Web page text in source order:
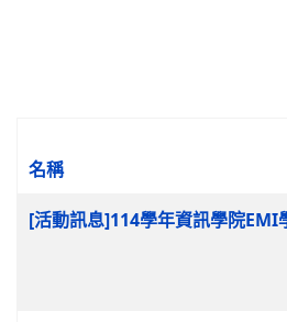
文章列表
名稱
[活動訊息]114學年資訊學院EMI